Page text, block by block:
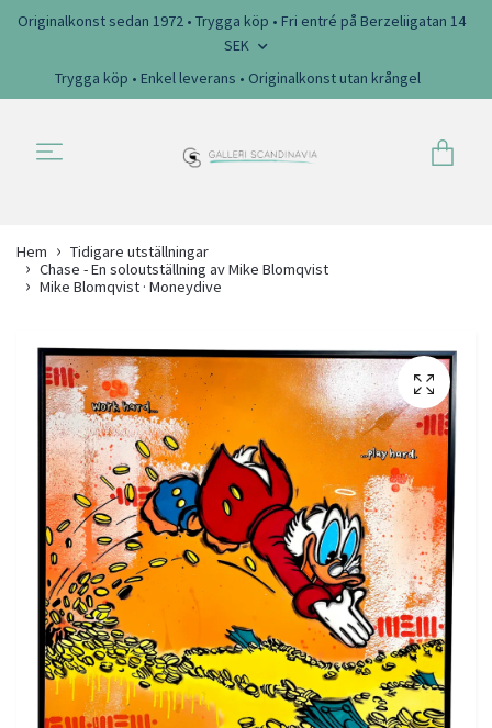
Originalkonst sedan 1972 • Trygga köp • Fri entré på Berzeliigatan 14
SEK
Trygga köp • Enkel leverans • Originalkonst utan krångel
Hem
Tidigare utställningar
Chase - En soloutställning av Mike Blomqvist
Mike Blomqvist · Moneydive